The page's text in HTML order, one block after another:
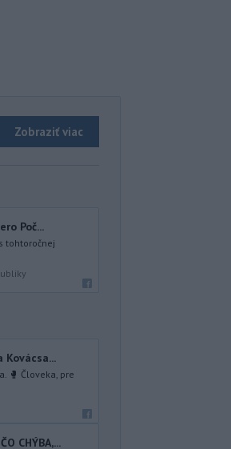
Zobraziť viac
Poč...
tohtoročnej
🥊 Človeka, pre
CHÝBA,...